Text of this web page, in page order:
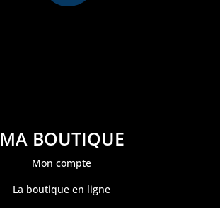
MA BOUTIQUE
Mon compte
La boutique en ligne